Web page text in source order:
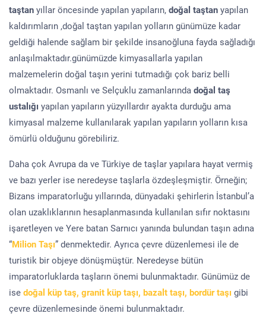
taştan yıllar öncesinde yapılan yapıların, doğal taştan yapılan
kaldırımların ,doğal taştan yapılan yolların günümüze kadar
geldiği halende sağlam bir şekilde insanoğluna fayda sağladığı
anlaşılmaktadır.günümüzde kimyasallarla yapılan
malzemelerin doğal taşın yerini tutmadığı çok bariz belli
olmaktadır. Osmanlı ve Selçuklu zamanlarında doğal taş
ustalığı yapılan yapıların yüzyıllardır ayakta durduğu ama
kimyasal malzeme kullanılarak yapılan yapıların yolların kısa
ömürlü olduğunu görebiliriz.
Daha çok Avrupa da ve Türkiye de taşlar yapılara hayat vermiş
ve bazı yerler ise neredeyse taşlarla özdeşleşmiştir. Örneğin;
Bizans imparatorluğu yıllarında, dünyadaki şehirlerin İstanbul’a
olan uzaklıklarının hesaplanmasında kullanılan sıfır noktasını
işaretleyen ve Yere batan Sarnıcı yanında bulundan taşın adına
“Milion Taşı” denmektedir. Ayrıca çevre düzenlemesi ile de
turistik bir objeye dönüşmüştür. Neredeyse bütün
imparatorluklarda taşların önemi bulunmaktadır. Günümüz de
ise doğal küp taş, granit küp taşı, bazalt taşı, bordür taşı gibi
çevre düzenlemesinde önemi bulunmaktadır.